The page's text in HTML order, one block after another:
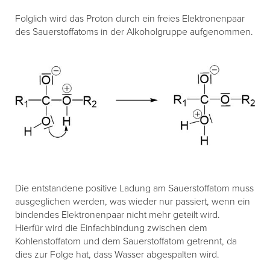
Folglich wird das Proton durch ein freies Elektronenpaar
des Sauerstoffatoms in der Alkoholgruppe aufgenommen.
Die entstandene positive Ladung am Sauerstoffatom muss
ausgeglichen werden, was wieder nur passiert, wenn ein
bindendes Elektronenpaar nicht mehr geteilt wird.
Hierfür wird die Einfachbindung zwischen dem
Kohlenstoffatom und dem Sauerstoffatom getrennt, da
dies zur Folge hat, dass Wasser abgespalten wird.